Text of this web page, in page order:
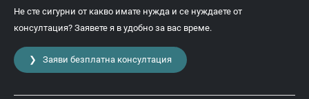
Не сте сигурни от какво имате нужда и се нуждаете от
консултация? Заявете я в удобно за вас време.
❯ Заяви безплатна консултация